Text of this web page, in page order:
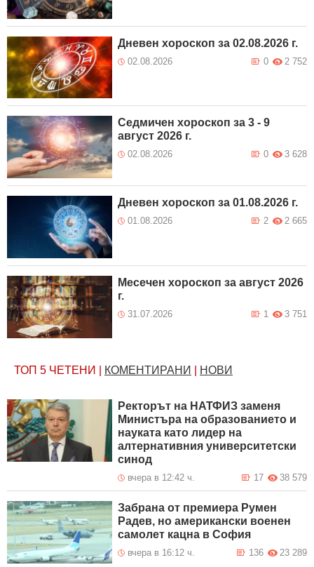
Дневен хороскоп за 02.08.2026 г.
02.08.2026 2 752
0
Седмичен хороскоп за 3 - 9
август 2026 г.
02.08.2026 3 628
0
Дневен хороскоп за 01.08.2026 г.
01.08.2026 2 665
2
Месечен хороскоп за август 2026
г.
31.07.2026 3 751
1
ТОП 5 ЧЕТЕНИ КОМЕНТИРАНИ НОВИ
Ректорът на НАТФИЗ заменя
Министъра на образованието и
науката като лидер на
алтернативния университетски
синод
вчера в 12:42 ч. 38 579
17
Забрана от премиера Румен
Радев, но американски военен
самолет кацна в София
вчера в 16:12 ч. 23 289
136